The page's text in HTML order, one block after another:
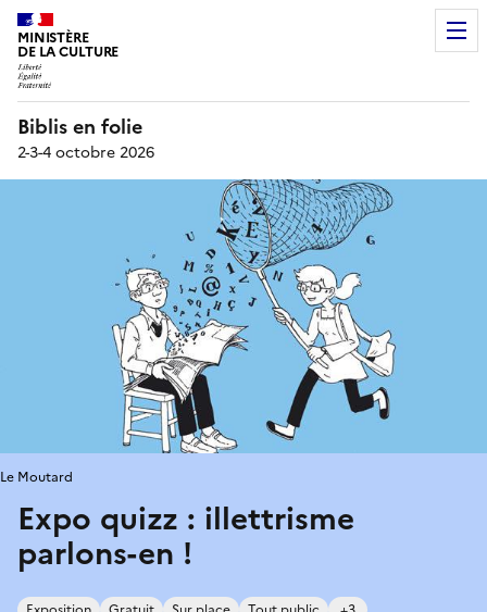
MINISTÈRE
DE LA CULTURE
Biblis en folie
2-3-4 octobre 2026
Expo quizz : illettrisme
parlons-en !
Le Moutard